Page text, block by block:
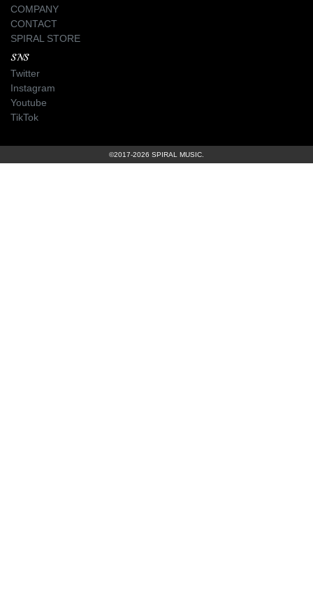
COMPANY
CONTACT
SPIRAL STORE
SNS
Twitter
Instagram
Youtube
TikTok
©2017-2026 SPIRAL MUSIC.